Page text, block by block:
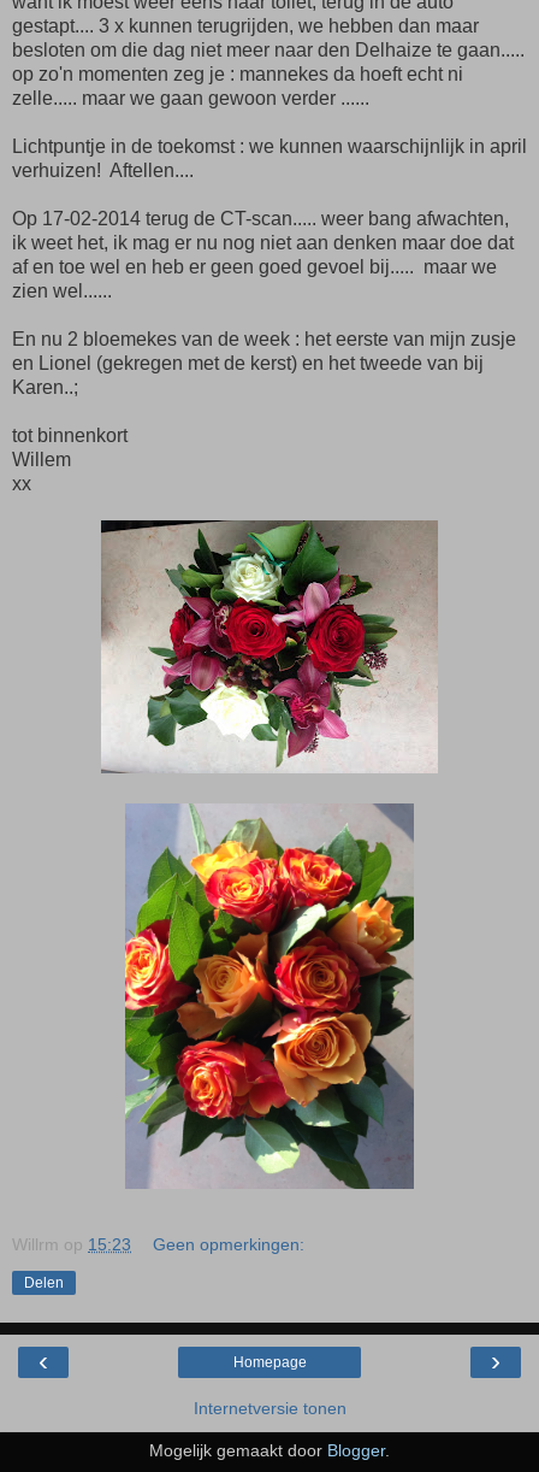
gestapt.... 3 x kunnen terugrijden, we hebben dan maar
besloten om die dag niet meer naar den Delhaize te gaan.....
op zo'n momenten zeg je : mannekes da hoeft echt ni
zelle..... maar we gaan gewoon verder ......
Lichtpuntje in de toekomst : we kunnen waarschijnlijk in april
verhuizen! Aftellen....
Op 17-02-2014 terug de CT-scan..... weer bang afwachten,
ik weet het, ik mag er nu nog niet aan denken maar doe dat
af en toe wel en heb er geen goed gevoel bij..... maar we
zien wel......
En nu 2 bloemekes van de week : het eerste van mijn zusje
en Lionel (gekregen met de kerst) en het tweede van bij
Karen..;
tot binnenkort
Willem
xx
Willrm op 15:23 Geen opmerkingen:
Delen
‹ ›
Homepage
Internetversie tonen
Mogelijk gemaakt door Blogger.